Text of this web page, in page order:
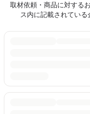
取材依頼・商品に対する
ス内に記載されている